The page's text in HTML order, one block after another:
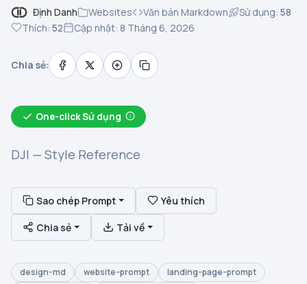
Định Danh Websites Văn bản Markdown Sử dụng: 58
Thích: 52 Cập nhật: 8 Tháng 6, 2026
Chia sẻ:
One-click Sử dụng
DJI — Style Reference
Sao chép Prompt Yêu thích
Chia sẻ Tải về
design-md website-prompt
landing-page-prompt